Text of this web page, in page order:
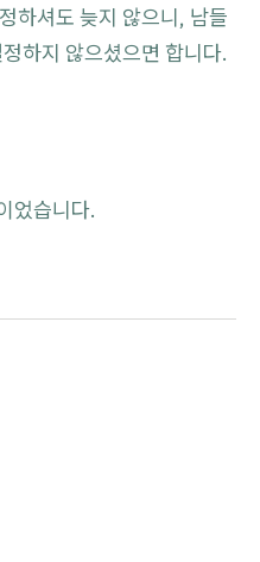
하셔도 늦지 않으니, 남들
하지 않으셨으면 합니다.
었습니다.